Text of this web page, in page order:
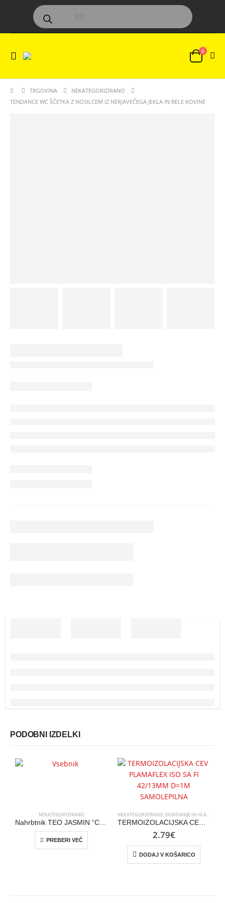
Products
search
0
TRGOVINA
NEKATEGORIZIRANO
TENDANCE WC ŠČETKA Z NOSILCEM IZ NERJAVEČEGA JEKLA IN BELE KOVINE
PODOBNI IZDELKI
NEKATEGORIZIRANO
Nahrbtnik TEO JASMIN “CowBoy” črn
PREBERI VEČ
NEKATEGORIZIRANO,OGREVANJE IN HLAJENJE
TERMOIZOLACIJSKA CEV PLAMAFLEX ISO SA FI 42/13MM D=1M SAMOLEPILNA
2.79€
DODAJ V KOŠARICO